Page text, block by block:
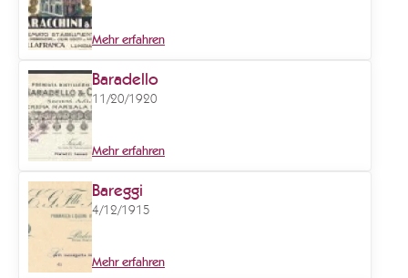
Mehr erfahren
Baradello
11/20/1920
Mehr erfahren
Bareggi
4/12/1915
Mehr erfahren